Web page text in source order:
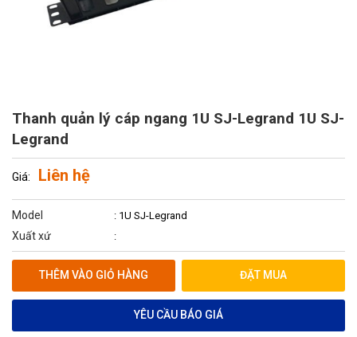
Thanh quản lý cáp ngang 1U SJ-Legrand 1U SJ-
Legrand
Giá: Liên hệ
Model : 1U SJ-Legrand
Xuất xứ :
THÊM VÀO GIỎ HÀNG ĐẶT MUA
YÊU CẦU BÁO GIÁ